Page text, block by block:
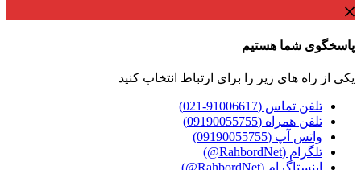
پاسخگوی شما هستیم
یکی از راه های زیر را برای ارتباط انتخاب کنید
تلفن تماس (91006617-021)
تلفن همراه (09190055755)
واتس آپ (09190055755)
تلگرام (RahbordNet@)
اینستاگرام (RahbordNet@)